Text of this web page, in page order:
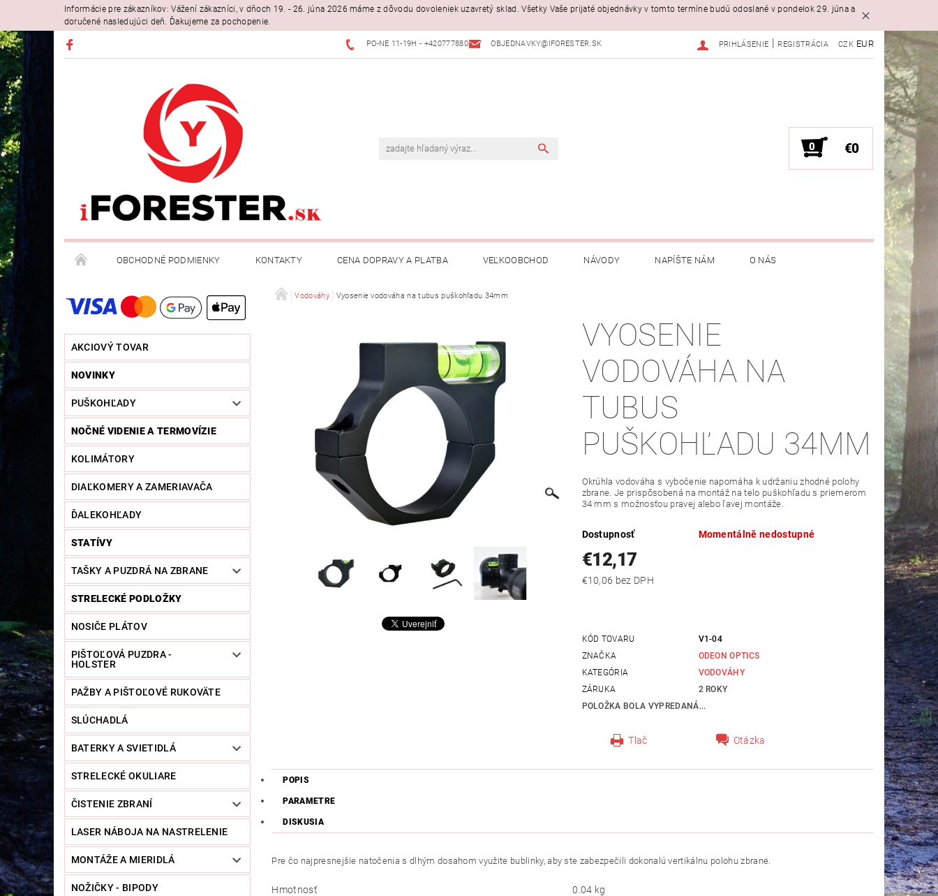
Informácie pre zákazníkov: Vážení zákazníci, v dňoch 19. - 26. júna 2026 máme z dôvodu dovoleniek uzavretý sklad. Všetky Vaše prijaté objednávky v tomto termíne budú odoslané v pondelok 29. júna a
doručené nasledujúci deň. Ďakujeme za pochopenie.
PO-NE 11-19H - +420777880397 OBJEDNAVKY@IFORESTER.SK CZK EUR
PRIHLÁSENIE REGISTRÁCIA
0 €0
OBCHODNÉ PODMIENKY KONTAKTY CENA DOPRAVY A PLATBA VEĽKOOBCHOD NÁVODY NAPÍŠTE NÁM O NÁS
AKCIOVÝ TOVAR
NOVINKY
PUŠKOHĽADY
NOČNÉ VIDENIE A TERMOVÍZIE
KOLIMÁTORY
DIAĽKOMERY A ZAMERIAVAČA
ĎALEKOHĽADY
STATÍVY
TAŠKY A PUZDRÁ NA ZBRANE
STRELECKÉ PODLOŽKY
NOSIČE PLÁTOV
PIŠTOĽOVÁ PUZDRA -
HOLSTER
PAŽBY A PIŠTOĽOVÉ RUKOVÄTE
SLÚCHADLÁ
BATERKY A SVIETIDLÁ
STRELECKÉ OKULIARE
ČISTENIE ZBRANÍ
LASER NÁBOJA NA NASTRELENIE
MONTÁŽE A MIERIDLÁ
NOŽIČKY - BIPODY
Vodováhy Vyosenie vodováha na tubus puškohľadu 34mm
VYOSENIE
VODOVÁHA NA
TUBUS
PUŠKOHĽADU 34MM
Okrúhla vodováha s vybočenie napomáha k udržaniu zhodné polohy
zbrane. Je prispôsobená na montáž na telo puškohľadu s priemerom
34 mm s možnosťou pravej alebo ľavej montáže.
Dostupnosť Momentálně nedostupné
€12,17
€10,06 bez DPH
KÓD TOVARU
V1-04
ZNAČKA
ODEON OPTICS
KATEGÓRIA
VODOVÁHY
ZÁRUKA
2 ROKY
POLOŽKA BOLA VYPREDANÁ...
Tlač Otázka
POPIS
PARAMETRE
DISKUSIA
Pre čo najpresnejšie natočenia s dlhým dosahom využite bublinky, aby ste zabezpečili dokonalú vertikálnu polohu zbrane.
Hmotnosť 0.04 kg